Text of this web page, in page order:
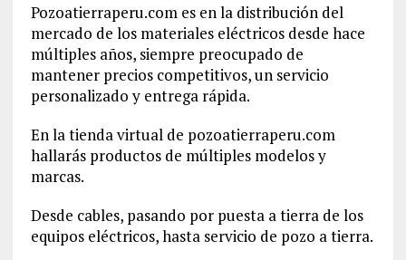
Pozoatierraperu.com es en la distribución del
mercado de los materiales eléctricos desde hace
múltiples años, siempre preocupado de
mantener precios competitivos, un servicio
personalizado y entrega rápida.
En la tienda virtual de pozoatierraperu.com
hallarás productos de múltiples modelos y
marcas.
Desde cables, pasando por puesta a tierra de los
equipos eléctricos, hasta servicio de pozo a tierra.